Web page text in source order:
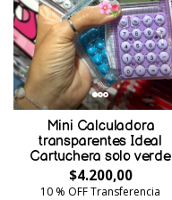
Mini Calculadora
transparentes Ideal
Cartuchera solo verde
$4.200,00
10 % OFF Transferencia